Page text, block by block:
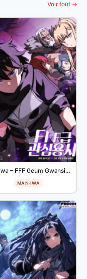
Voir tout →
Manhwa – FFF Geum Gwansimyongsa
MANHWA